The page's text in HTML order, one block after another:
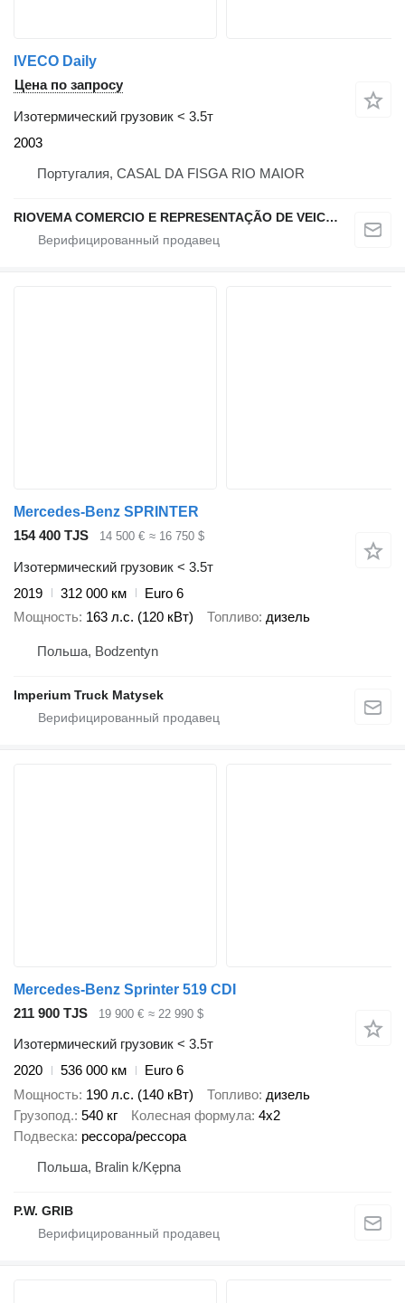
IVECO Daily
Цена по запросу
Изотермический грузовик < 3.5т
2003
Португалия, CASAL DA FISGA RIO MAIOR
RIOVEMA COMERCIO E REPRESENTAÇÃO DE VEICULOS E MAQUINAS LDA
Mercedes-Benz SPRINTER
154 400 TJS
14 500 € ≈ 16 750 $
Изотермический грузовик < 3.5т
2019
312 000 км
Euro 6
Мощность 163 л.с. (120 кВт) Топливо дизель
Польша, Bodzentyn
Imperium Truck Matysek
Mercedes-Benz Sprinter 519 CDI
211 900 TJS
19 900 € ≈ 22 990 $
Изотермический грузовик < 3.5т
2020
536 000 км
Euro 6
Мощность 190 л.с. (140 кВт) Топливо дизель
Грузопод. 540 кг Колесная формула 4x2
Подвеска рессора/рессора
Польша, Bralin k/Kępna
P.W. GRIB